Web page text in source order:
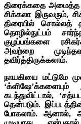
திரைக்கதை அமைத்த
சிக்கலா இருவரும்,
திரையில் சொல்லத்
தொழில்நுட்பம்
குழப்பங்களை
அவற்றை
தவிர்த்திருக்கலாம்.
நாயகியை மட்டுமே
கடந்துவிட்டால்,
தென்படும். இப்படத்தின்
போகலாம். ஆனால்,